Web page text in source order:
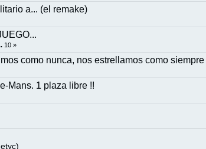
a... (el remake)
10 »
como nunca, nos estrellamos como siempre
Mans. 1 plaza libre !!